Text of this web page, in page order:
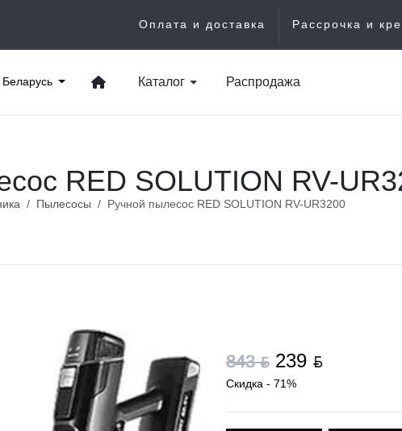
Оплата и доставка Рассрочка и
Беларусь Каталог Распродажа
RED SOLUTION RV-
Пылесосы Ручной пылесос RED SOLUTION RV-UR3200
843 ƃ 239 ƃ
Скидка - 71%